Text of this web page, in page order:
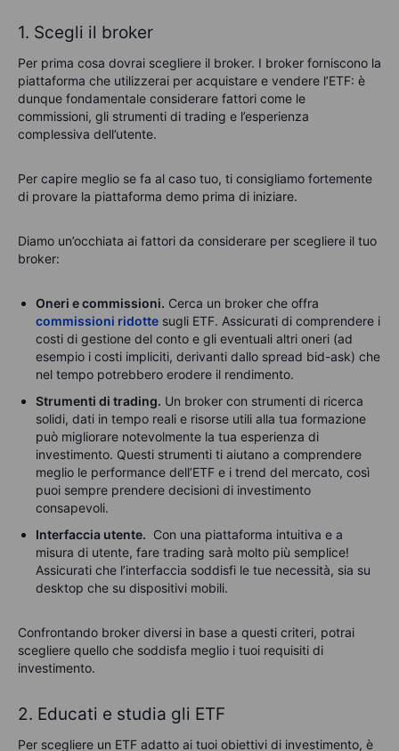
1. Scegli il broker
Per prima cosa dovrai scegliere il broker. I broker forniscono la
piattaforma che utilizzerai per acquistare e vendere l’ETF: è
dunque fondamentale considerare fattori come le
commissioni, gli strumenti di trading e l’esperienza
complessiva dell’utente.
Per capire meglio se fa al caso tuo, ti consigliamo fortemente
di provare la piattaforma demo prima di iniziare.
Diamo un’occhiata ai fattori da considerare per scegliere il tuo
broker:
Oneri e commissioni. Cerca un broker che offra
commissioni ridotte sugli ETF. Assicurati di comprendere i
costi di gestione del conto e gli eventuali altri oneri (ad
esempio i costi impliciti, derivanti dallo spread bid-ask) che
nel tempo potrebbero erodere il rendimento.
Strumenti di trading. Un broker con strumenti di ricerca
solidi, dati in tempo reali e risorse utili alla tua formazione
può migliorare notevolmente la tua esperienza di
investimento. Questi strumenti ti aiutano a comprendere
meglio le performance dell’ETF e i trend del mercato, così
puoi sempre prendere decisioni di investimento
consapevoli.
Interfaccia utente. Con una piattaforma intuitiva e a
misura di utente, fare trading sarà molto più semplice!
Assicurati che l’interfaccia soddisfi le tue necessità, sia su
desktop che su dispositivi mobili.
Confrontando broker diversi in base a questi criteri, potrai
scegliere quello che soddisfa meglio i tuoi requisiti di
investimento.
2. Educati e studia gli ETF
Per scegliere un ETF adatto ai tuoi obiettivi di investimento, è